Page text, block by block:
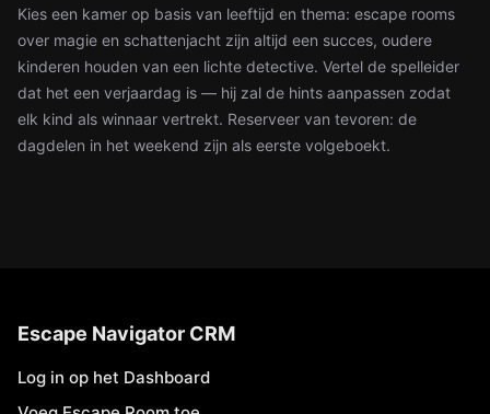
Kies een kamer op basis van leeftijd en thema: escape rooms
over magie en schattenjacht zijn altijd een succes, oudere
kinderen houden van een lichte detective. Vertel de spelleider
dat het een verjaardag is — hij zal de hints aanpassen zodat
elk kind als winnaar vertrekt. Reserveer van tevoren: de
dagdelen in het weekend zijn als eerste volgeboekt.
Escape Navigator CRM
Log in op het Dashboard